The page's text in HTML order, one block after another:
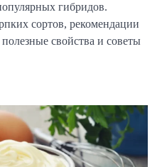
гибридов.
сортов, рекомендации
свойства и советы